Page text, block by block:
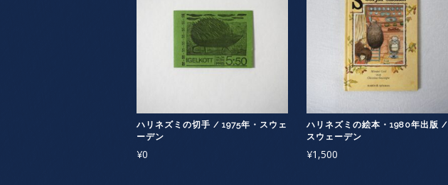
ハリネズミの切手 / 1975年・スウェ
ーデン
¥0
ハリネズミの絵本・1980年出版 /
スウェーデン
¥1,500